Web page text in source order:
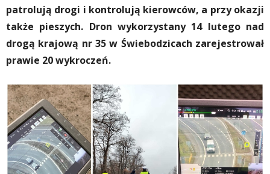
patrolują drogi i kontrolują kierowców, a przy okazji
także pieszych. Dron wykorzystany 14 lutego nad
drogą krajową nr 35 w Świebodzicach zarejestrował
prawie 20 wykroczeń.